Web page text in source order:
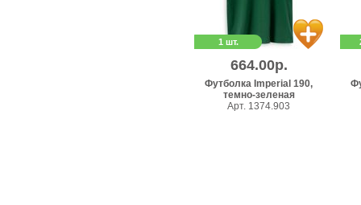
1 шт.
664.00р.
Футболка Imperial 190,
темно-зеленая
Арт. 1374.903